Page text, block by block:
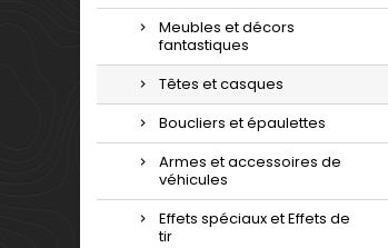
Meubles et décors
fantastiques
Têtes et casques
Boucliers et épaulettes
Armes et accessoires de
véhicules
Effets spéciaux et Effets de
tir